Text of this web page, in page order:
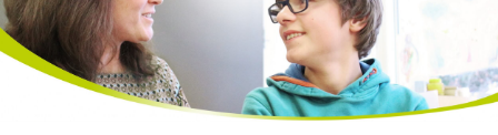
Pädagogik